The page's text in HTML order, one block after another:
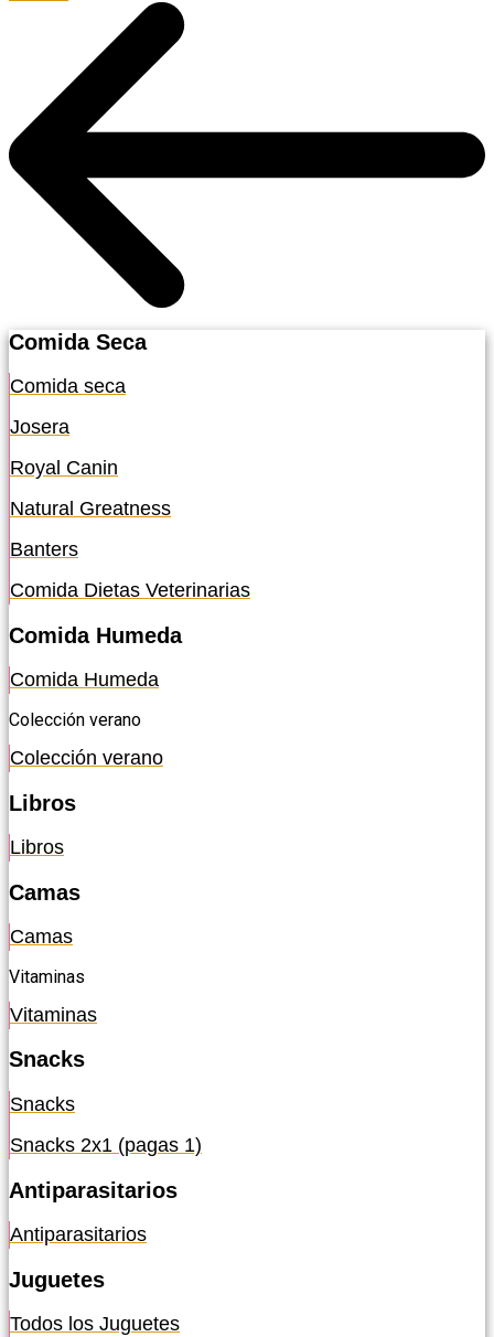
Comida Seca
Comida seca
Josera
Royal Canin
Natural Greatness
Banters
Comida Dietas Veterinarias
Comida Humeda
Comida Humeda
Colección verano
Colección verano
Libros
Libros
Camas
Camas
Vitaminas
Vitaminas
Snacks
Snacks
Snacks 2x1 (pagas 1)
Antiparasitarios
Antiparasitarios
Juguetes
Todos los Juguetes